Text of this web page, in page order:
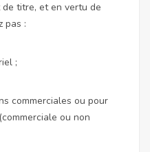
titre, et en vertu de
pas :
;
commerciales ou pour
ou non